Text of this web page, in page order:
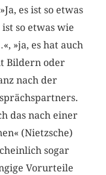
es ist so etwas
so etwas wie
»ja, es hat auch
Bildern oder
nach der
das nach einer
(Nietzsche)
sogar
Vorurteile